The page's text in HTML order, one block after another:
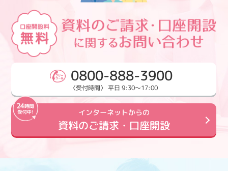
0800-888-3900
〈受付時間〉 平日 9:30～17:00
インターネットからの
資料のご請求・口座開設